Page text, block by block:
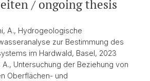
/ ongoing thesis
A., Hydrogeologische
zur Bestimmung des
im Hardwald, Basel, 2023
A., Untersuchung der Beziehung von
Oberflächen- und